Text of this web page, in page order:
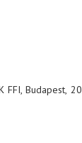
FFI, Budapest,